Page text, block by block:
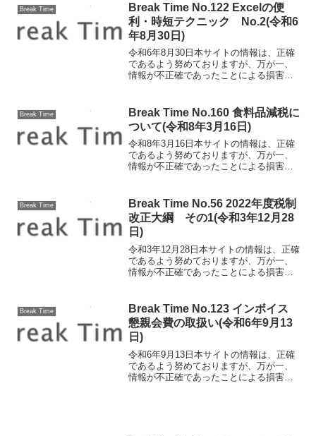
ルス感染症により、今後の国内景気は後
退が続くとみられてい...
Break Time
Break Time No.122 Excelの便
利・時短テクニック No.2(令和6
年8月30日)
令和6年8月30日本サイトの情報は、正確
であるよう努めておりますが、万が一、
情報が不正確であったことによる損害に
No.2Excelの作業がすこし快適になるテク
ニックをご紹介...
Break Time
Break Time No.160 食料品減税に
ついて(令和8年3月16日)
令和8年3月16日本サイトの情報は、正確
であるよう努めておりますが、万が一、
情報が不正確であったことによる損害に
ている食料品の消費税減税について ご
案内します。〇食料品...
Break Time
Break Time No.56 2022年度税制
改正大綱 その1(令和3年12月28
日)
令和3年12月28日本サイトの情報は、正確
であるよう努めておりますが、万が一、
情報が不正確であったことによる損害に
いものであと4日となりました。今回は24
日に閣議決...
Break Time
Break Time No.123 インボイス
懇親会費の取扱い(令和6年9月13
日)
令和6年9月13日本サイトの情報は、正確
であるよう努めておりますが、万が一、
情報が不正確であったことによる損害に